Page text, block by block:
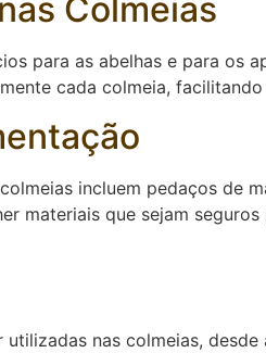
Colmeias
para as abelhas e para os
cada colmeia,
incluem pedaços de
materiais que sejam
nas colmeias,